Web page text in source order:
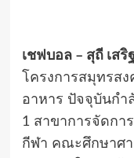
เชฟบอล – สุถี เสริ
โครงการสมุทรส
อาหาร ปัจจุบันก
1 สาขาการจัดกา
กีฬา คณะศึกษาศ